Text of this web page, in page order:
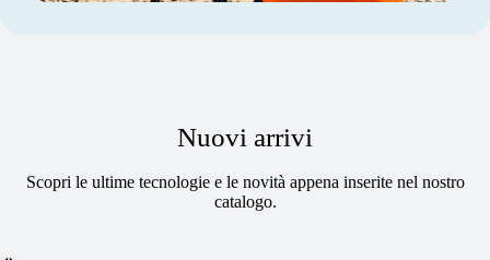
Nuovi arrivi
Scopri le ultime tecnologie e le novità appena inserite nel nostro
catalogo.